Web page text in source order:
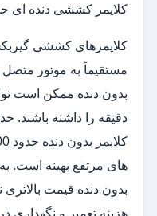
کلایمر کششی دنده ای حدود 250
کلایمرهای کششی
مستقیماً به موتور
دقیقه را داشته باشند.
های مرتفع بهینه است.
بدون دنده قیمت
هزینه تعمیر و نگهداری